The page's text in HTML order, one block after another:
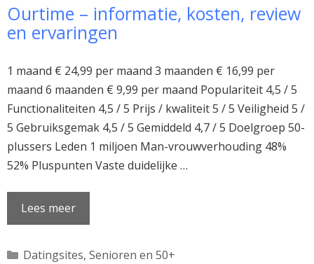
Ourtime – informatie, kosten, review
en ervaringen
1 maand € 24,99 per maand 3 maanden € 16,99 per
maand 6 maanden € 9,99 per maand Populariteit 4,5 / 5
Functionaliteiten 4,5 / 5 Prijs / kwaliteit 5 / 5 Veiligheid 5 /
5 Gebruiksgemak 4,5 / 5 Gemiddeld 4,7 / 5 Doelgroep 50-
plussers Leden 1 miljoen Man-vrouwverhouding 48%
52% Pluspunten Vaste duidelijke …
Lees meer
Categorieën
Datingsites, Senioren en 50+